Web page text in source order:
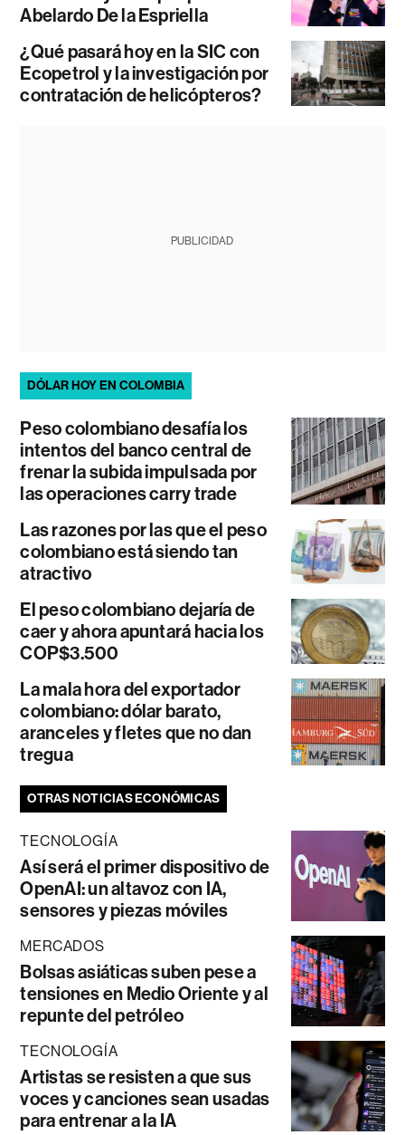
Abelardo De la Espriella
¿Qué pasará hoy en la SIC con
Ecopetrol y la investigación por
contratación de helicópteros?
PUBLICIDAD
DÓLAR HOY EN COLOMBIA
Peso colombiano desafía los
intentos del banco central de
frenar la subida impulsada por
las operaciones carry trade
Las razones por las que el peso
colombiano está siendo tan
atractivo
El peso colombiano dejaría de
caer y ahora apuntará hacia los
COP$3.500
La mala hora del exportador
colombiano: dólar barato,
aranceles y fletes que no dan
tregua
OTRAS NOTICIAS ECONÓMICAS
TECNOLOGÍA
Así será el primer dispositivo de
OpenAI: un altavoz con IA,
sensores y piezas móviles
MERCADOS
Bolsas asiáticas suben pese a
tensiones en Medio Oriente y al
repunte del petróleo
TECNOLOGÍA
Artistas se resisten a que sus
voces y canciones sean usadas
para entrenar a la IA